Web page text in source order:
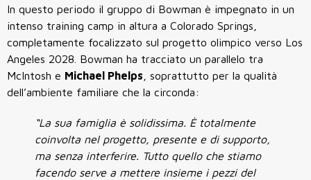
In questo periodo il gruppo di Bowman è impegnato in un
intenso training camp in altura a Colorado Springs,
completamente focalizzato sul progetto olimpico verso Los
Angeles 2028. Bowman ha tracciato un parallelo tra
McIntosh e Michael Phelps , soprattutto per la qualità
dell’ambiente familiare che la circonda:
“La sua famiglia è solidissima. È totalmente
coinvolta nel progetto, presente e di supporto,
ma senza interferire. Tutto quello che stiamo
facendo serve a mettere insieme i pezzi del